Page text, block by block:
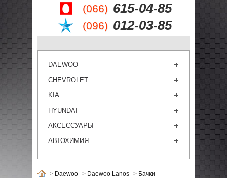
(066) 615-04-85
(096) 012-03-85
DAEWOO
CHEVROLET
KIA
HYUNDAI
АКСЕССУАРЫ
АВТОХИМИЯ
> Daewoo > Daewoo Lanos > Бачки